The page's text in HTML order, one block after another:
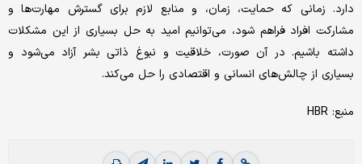
دارد. زمانی که حمایت، زمان، و منابع لازم برای گسترش مهارت‌ها و
مشارکت افراد فراهم شود، می‌توانیم امید به حل بسیاری از این مشکلات
داشته باشیم. در آن صورت، خلاقیت و نبوغ ذاتی بشر آزاد می‌شود و
بسیاری از چالش‌های انسانی و اقتصادی را حل می‌کند.
منبع: HBR